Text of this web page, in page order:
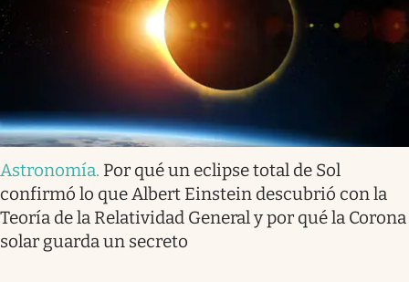
Astronomía. Por qué un eclipse total de Sol
confirmó lo que Albert Einstein descubrió con la
Teoría de la Relatividad General y por qué la Corona
solar guarda un secreto